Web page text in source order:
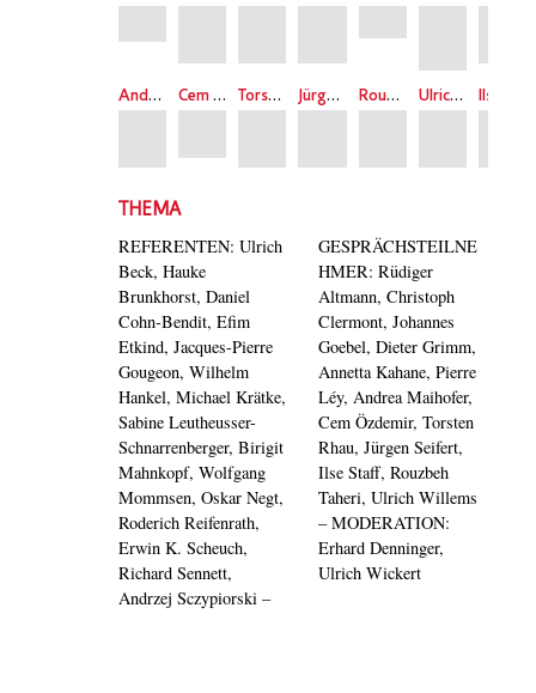
Andrea Maihofer Cem Özdemir Torsten Rhau Jürgen Seifert Rouzbeh Taheri Ulrich Willems
THEMA
REFERENTEN: Ulrich
Beck, Hauke
Brunkhorst, Daniel
Cohn-Bendit, Efim
Etkind, Jacques-Pierre
Gougeon, Wilhelm
Hankel, Michael Krätke,
Sabine Leutheusser-
Schnarrenberger, Birigit
Mahnkopf, Wolfgang
Mommsen, Oskar Negt,
Roderich Reifenrath,
Erwin K. Scheuch,
Richard Sennett,
Andrzej Sczypiorski –
GESPRÄCHSTEILNE
HMER: Rüdiger
Altmann, Christoph
Clermont, Johannes
Goebel, Dieter Grimm,
Annetta Kahane, Pierre
Léy, Andrea Maihofer,
Cem Özdemir, Torsten
Rhau, Jürgen Seifert,
Ilse Staff, Rouzbeh
Taheri, Ulrich Willems
– MODERATION:
Erhard Denninger,
Ulrich Wickert